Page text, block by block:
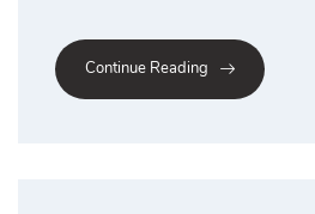
Continue Reading